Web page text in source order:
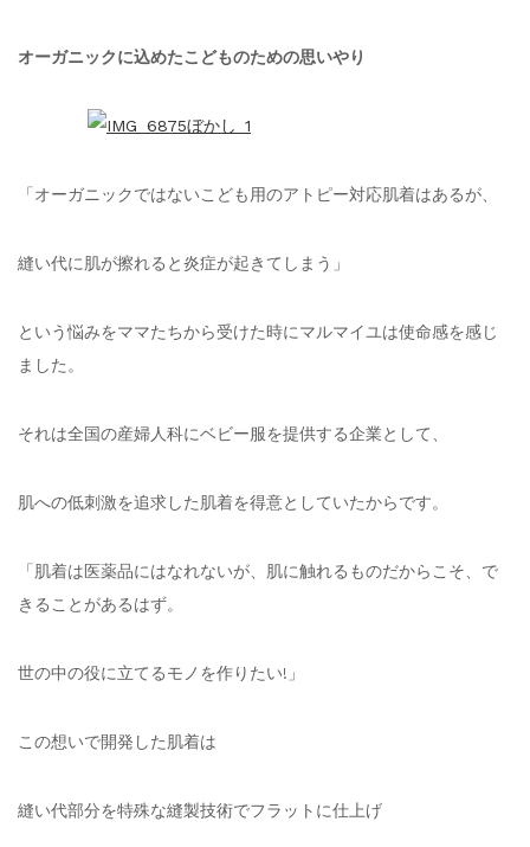
オーガニックに込めたこどものための思いやり
「オーガニックではないこども用のアトピー対応肌着はあるが、
縫い代に肌が擦れると炎症が起きてしまう」
という悩みをママたちから受けた時にマルマイユは使命感を感じ
ました。
それは全国の産婦人科にベビー服を提供する企業として、
肌への低刺激を追求した肌着を得意としていたからです。
「肌着は医薬品にはなれないが、肌に触れるものだからこそ、で
きることがあるはず。
世の中の役に立てるモノを作りたい!」
この想いで開発した肌着は
縫い代部分を特殊な縫製技術でフラットに仕上げ